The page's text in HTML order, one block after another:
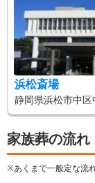
浜松斎場
静岡県浜松市中区
家族葬の流れ
※あくまで一般定な流